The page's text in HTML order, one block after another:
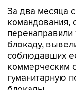
перенаправили
блокаду,
соблюдавших
коммерческим
гуманитарную
блокады.